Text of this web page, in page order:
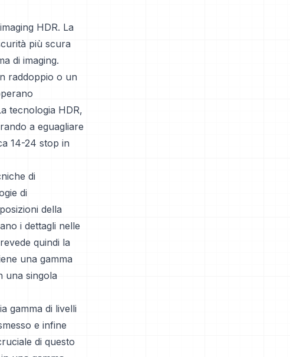
HDR. La
più scura
di imaging.
raddoppio o un
tecnologia HDR,
a eguagliare
14-24 stop in
di
di
della
i dettagli nelle
quindi la
una gamma
una singola
gamma di livelli
e infine
di questo